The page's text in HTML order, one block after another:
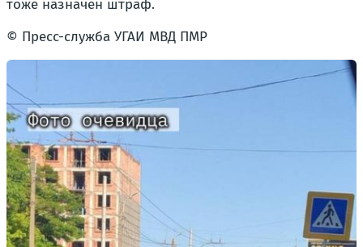
тоже назначен штраф.
© Пресс-служба УГАИ МВД ПМР